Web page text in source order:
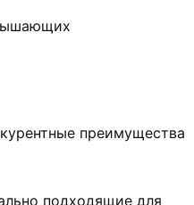
преимущества
подходящие для